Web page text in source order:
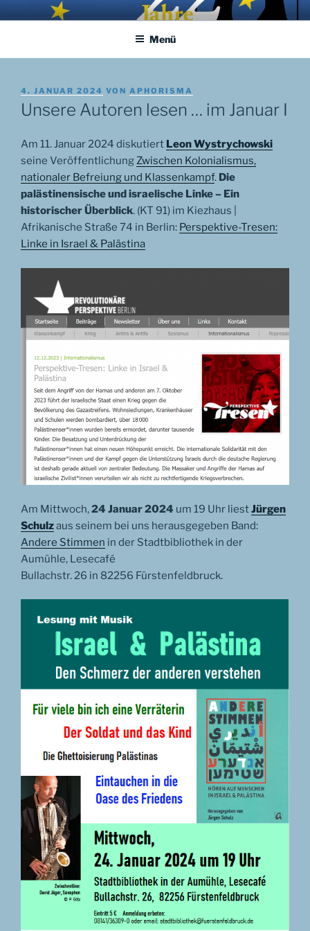
InhaltAPHORISMA.EU
… links und rechts von Jerusalem …
Menü
VERÖFFENTLICHT
AM
4. JANUAR 2024 VON APHORISMA
Unsere Autoren lesen … im Januar I
Am 11. Januar 2024 diskutiert Leon Wystrychowski
seine VeröffentlichungZwischen Kolonialismus,
nationaler Befreiung und Klassenkampf. Die
palästinensische und israelische Linke – Ein
historischer Überblick. (KT 91) im Kiezhaus |
Afrikanische Straße 74 in Berlin: Perspektive-Tresen:
Linke in Israel & Palästina
Am Mittwoch,24 Januar 2024 um 19 Uhr liestJürgen
Schulzaus seinem bei uns herausgegeben Band:
Andere Stimmen in der Stadtbibliothek in der
Aumühle, Lesecafé
Bullachstr. 26 in 82256 Fürstenfeldbruck.